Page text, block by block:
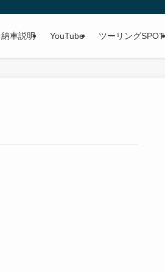
納車説明 YouTube ツーリングSPOT